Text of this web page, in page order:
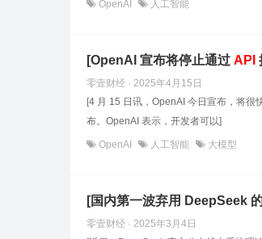
OpenAI 人工智能
[OpenAI 宣布将停止通过 API
零壹财经 · 2025年4月15日
[4 月 15 日讯，OpenAI 今日宣布，将很
布。OpenAI 表示，开发者可以]
OpenAI 人工智能 大模型
[国内第一波弃用 DeepSeek
零壹财经 · 2025年3月4日